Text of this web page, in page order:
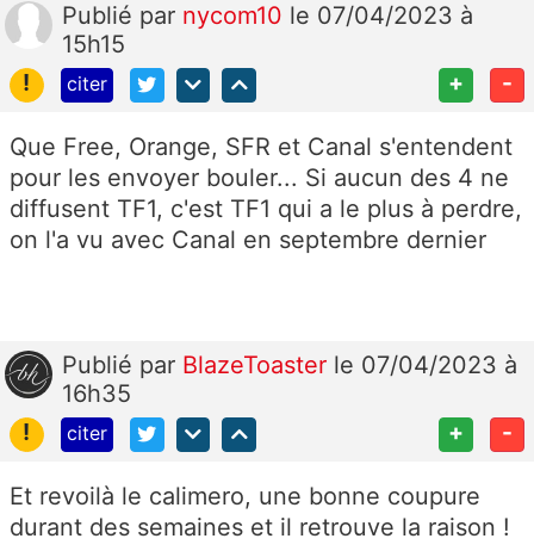
Publié par nycom10 le 07/04/2023 à
15h15
!
citer + -
Que Free, Orange, SFR et Canal s'entendent
pour les envoyer bouler... Si aucun des 4 ne
diffusent TF1, c'est TF1 qui a le plus à perdre,
on l'a vu avec Canal en septembre dernier
Publié par BlazeToaster le 07/04/2023 à
16h35
!
citer + -
Et revoilà le calimero, une bonne coupure
durant des semaines et il retrouve la raison !